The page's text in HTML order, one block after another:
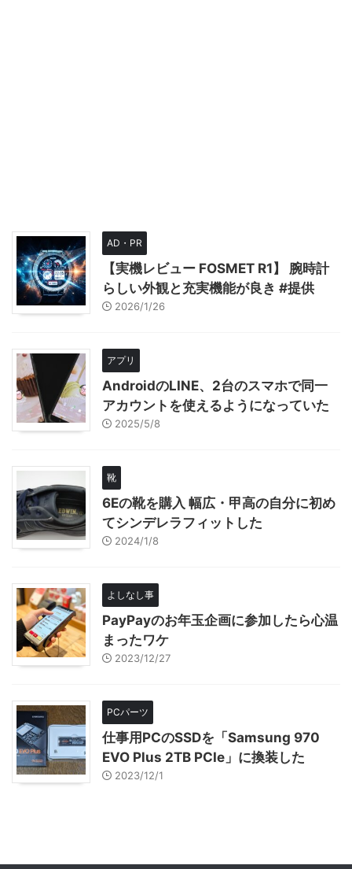
AD・PR
【実機レビュー FOSMET R1】 腕時計
らしい外観と充実機能が良き #提供
2026/1/26
アプリ
AndroidのLINE、2台のスマホで同一
アカウントを使えるようになっていた
2025/5/8
靴
6Eの靴を購入 幅広・甲高の自分に初め
てシンデレラフィットした
2024/1/8
よしなし事
PayPayのお年玉企画に参加したら心温
まったワケ
2023/12/27
PCパーツ
仕事用PCのSSDを「Samsung 970
EVO Plus 2TB PCIe」に換装した
2023/12/1